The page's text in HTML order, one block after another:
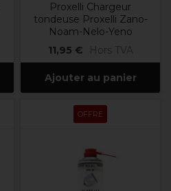
Proxelli Chargeur
tondeuse Proxelli Zano-
Noam-Nelo-Yeno
11,95 €
Hors TVA
Ajouter au panier
OFFRE